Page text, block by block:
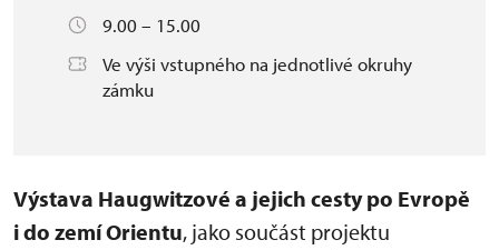
9.00 – 15.00
Ve výši vstupného na jednotlivé okruhy
zámku
Výstava Haugwitzové a jejich cesty po Evropě
i do zemí Orientu, jako součást projektu